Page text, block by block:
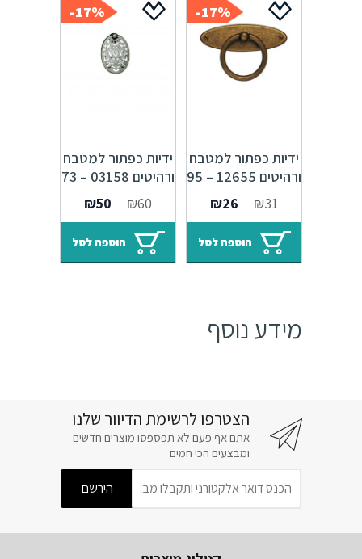
17%-
ידיות כפתור למטבח
ורהיטים 12655 – 95
מ"מ ברונזה פירנצה
M09
₪31
המחיר
המקורי
היה:
₪31.
₪26
הנוכחי
הוא:
₪26.
הוספה לסל
17%-
ידיות כפתור למטבח
ורהיטים 03158 – 73
מ"מ כסף עתיק
Alhambra M25
₪60
המחיר
המקורי
היה:
₪60.
₪50
הנוכחי
הוא:
₪50.
הוספה לסל
מידע נוסף
הצטרפו לרשימת הדיוור שלנו
אתם אף פעם לא תפספסו מוצרים חדשים
ומבצעים הכי חמים